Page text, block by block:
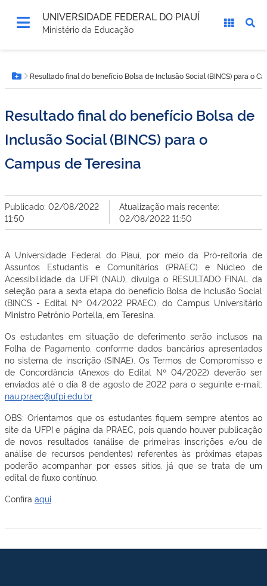
UNIVERSIDADE FEDERAL DO PIAUÍ
Ministério da Educação
está
aqui:Botão Menu
Resultado final do benefício Bolsa de Inclusão Social (BINCS) para o
Resultado final do benefício Bolsa de
Inclusão Social (BINCS) para o
Campus de Teresina
Publicado: 02/08/2022
11:50
Atualização mais recente:
02/08/2022 11:50
A Universidade Federal do Piauí, por meio da Pró-reitoria de
Assuntos Estudantis e Comunitários (PRAEC) e Núcleo de
Acessibilidade da UFPI (NAU), divulga o RESULTADO FINAL da
seleção para a sexta etapa do benefício Bolsa de Inclusão Social
(BINCS - Edital Nº 04/2022 PRAEC), do Campus Universitário
Ministro Petrônio Portella, em Teresina.
Os estudantes em situação de deferimento serão inclusos na
Folha de Pagamento, conforme dados bancários apresentados
no sistema de inscrição (SINAE). Os Termos de Compromisso e
de Concordância (Anexos do Edital Nº 04/2022) deverão ser
enviados até o dia 8 de agosto de 2022 para o seguinte e-mail:
nau.praec@ufpi.edu.br
OBS: Orientamos que os estudantes fiquem sempre atentos ao
site da UFPI e página da PRAEC, pois quando houver publicação
de novos resultados (análise de primeiras inscrições e/ou de
análise de recursos pendentes) referentes às próximas etapas
poderão acompanhar por esses sítios, já que se trata de um
edital de fluxo contínuo.
Confira aqui